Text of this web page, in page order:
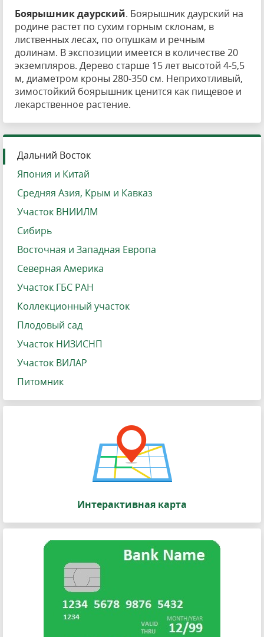
Боярышник даурский. Боярышник даурский на
родине растет по сухим горным склонам, в
лиственных лесах, по опушкам и речным
долинам. В экспозиции имеется в количестве 20
экземпляров. Дерево старше 15 лет высотой 4-5,5
м, диаметром кроны 280-350 см. Неприхотливый,
зимостойкий боярышник ценится как пищевое и
лекарственное растение.
Дальний Восток
Япония и Китай
Средняя Азия, Крым и Кавказ
Участок ВНИИЛМ
Сибирь
Восточная и Западная Европа
Северная Америка
Участок ГБС РАН
Коллекционный участок
Плодовый сад
Участок НИЗИСНП
Участок ВИЛАР
Питомник
Интерактивная карта